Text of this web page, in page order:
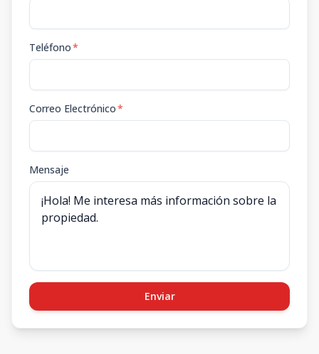
Teléfono*
Correo Electrónico*
Mensaje
Enviar